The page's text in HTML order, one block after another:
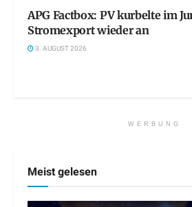
APG Factbox: PV kurbelte im
Stromexport wieder an
3. AUGUST 2026
WERBUNG
Meist gelesen